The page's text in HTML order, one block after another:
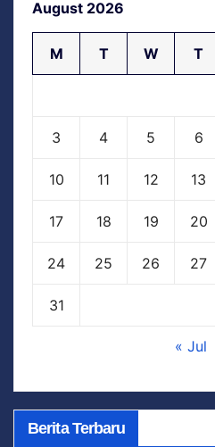
August 2026
M T W T
3 4 5 6
10 11 12 13
17 18 19 20
24 25 26 27
31
« Jul
Berita Terbaru